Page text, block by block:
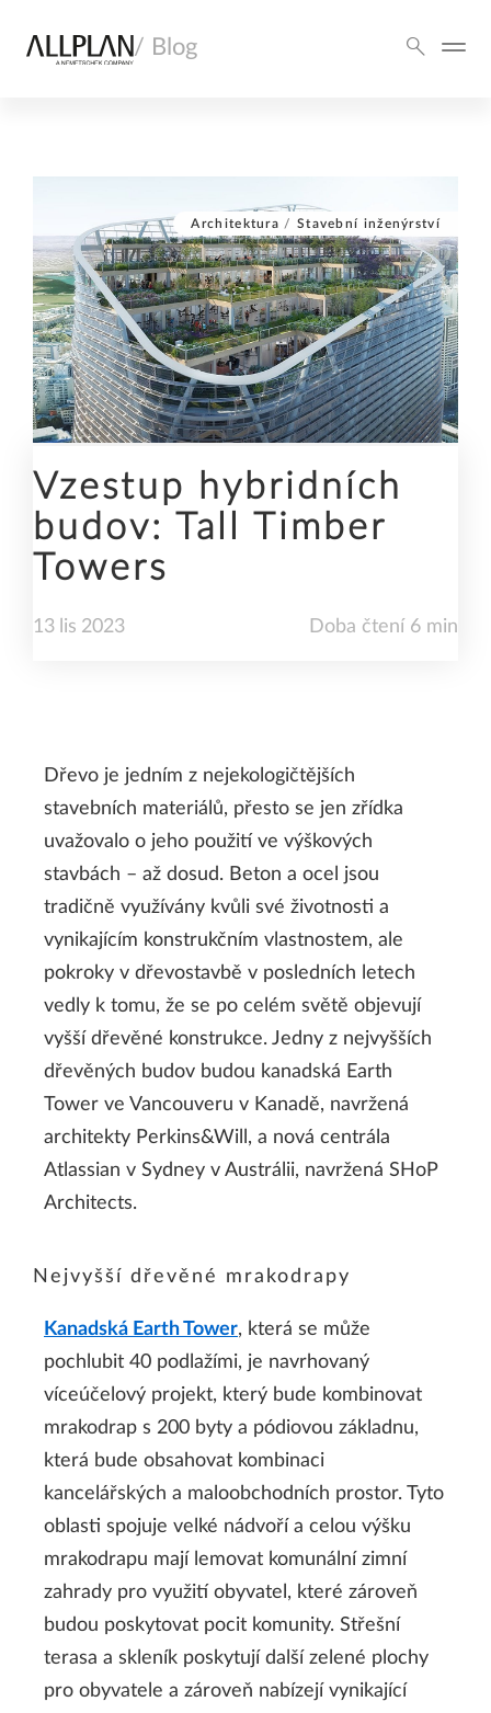
/ Blog
Architektura / Stavební inženýrství
Vzestup hybridních
budov: Tall Timber
Towers
13 lis 2023 Doba čtení 6 min
Dřevo je jedním z nejekologičtějších
stavebních materiálů, přesto se jen zřídka
uvažovalo o jeho použití ve výškových
stavbách – až dosud. Beton a ocel jsou
tradičně využívány kvůli své životnosti a
vynikajícím konstrukčním vlastnostem, ale
pokroky v dřevostavbě v posledních letech
vedly k tomu, že se po celém světě objevují
vyšší dřevěné konstrukce. Jedny z nejvyšších
dřevěných budov budou kanadská Earth
Tower ve Vancouveru v Kanadě, navržená
architekty Perkins&Will, a nová centrála
Atlassian v Sydney v Austrálii, navržená SHoP
Architects.
Nejvyšší dřevěné mrakodrapy
Kanadská Earth Tower, která se může
pochlubit 40 podlažími, je navrhovaný
víceúčelový projekt, který bude kombinovat
mrakodrap s 200 byty a pódiovou základnu,
která bude obsahovat kombinaci
kancelářských a maloobchodních prostor. Tyto
oblasti spojuje velké nádvoří a celou výšku
mrakodrapu mají lemovat komunální zimní
zahrady pro využití obyvatel, které zároveň
budou poskytovat pocit komunity. Střešní
terasa a skleník poskytují další zelené plochy
pro obyvatele a zároveň nabízejí vynikající